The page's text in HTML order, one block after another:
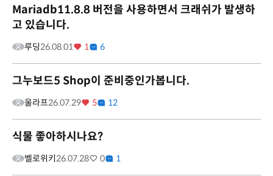
Mariadb11.8.8 버전을 사용하면서 크래쉬가 발생하
고 있습니다.
루딩26.08.01 1 6
그누보드5 Shop이 준비중인가봅니다.
울라프26.07.29 5 12
식물 좋아하시나요?
벨로위키26.07.28 0 1